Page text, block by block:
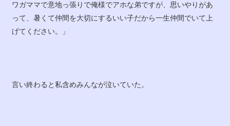
ワガママで意地っ張りで俺様でアホな弟ですが、思いやりがあ
って、暑くて仲間を大切にするいい子だから一生仲間でいて上
げてください。」
言い終わると私含めみんなが泣いていた。